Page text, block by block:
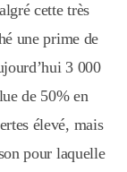
cette très
une prime de
3 000
de 50% en
élevé, mais
pour laquelle